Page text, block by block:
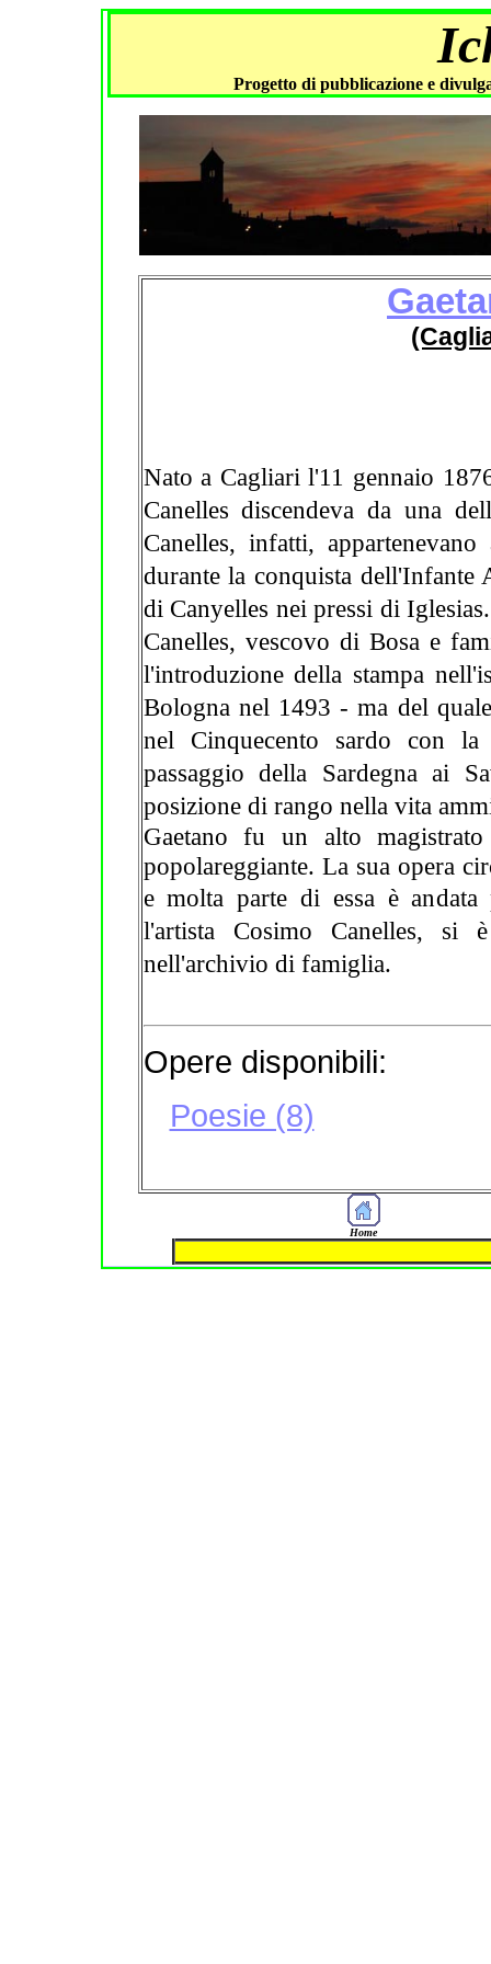
Progetto di pubblicazione e
Nato a Cagliari l'11 gennaio
Canelles discendeva da una
Canelles, infatti,
durante la conquista
di Canyelles nei pressi di
Canelles, vescovo di Bosa e
l'introduzione della stampa
Bologna nel 1493 - ma del
nel Cinquecento sardo con
passaggio della Sardegna ai
posizione di rango nella vita
Gaetano fu un alto
popolareggiante. La sua opera
e molta parte di essa è andata
l'artista Cosimo Canelles, si
nell'archivio di famiglia.
Opere disponibili:
Poesie (8)
Home